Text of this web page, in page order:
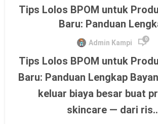
Tips Lolos BPOM untuk
Baru: Panduan
Admin Kampi 0
Tips Lolos BPOM untuk
Baru: Panduan Lengkap
keluar biaya besar buat
skincare — dari